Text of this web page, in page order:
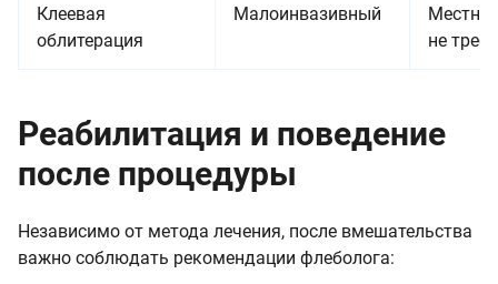
Клеевая
облитерация
Малоинвазивный
не
Реабилитация и поведение
после процедуры
Независимо от метода лечения, после вмешательства
важно соблюдать рекомендации флеболога: